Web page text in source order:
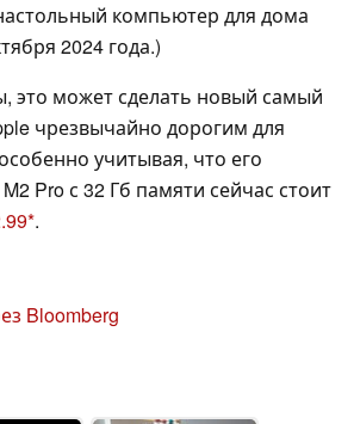
компьютер для дома
2024 года.)
это может сделать новый самый
чрезвычайно дорогим для
учитывая, что его
Pro с 32 Гб памяти сейчас стоит
.
Bloomberg